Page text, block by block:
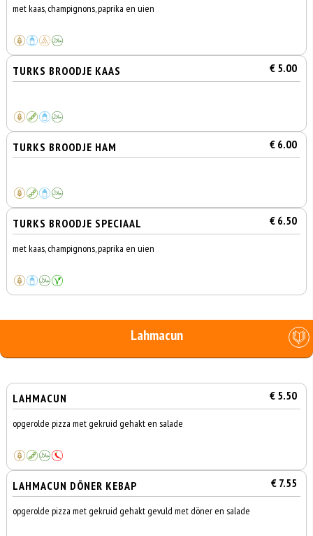
met kaas, champignons, paprika en uien
TURKS BROODJE KAAS € 5.00
TURKS BROODJE HAM € 6.00
TURKS BROODJE SPECIAAL € 6.50
met kaas, champignons, paprika en uien
Lahmacun
LAHMACUN € 5.50
opgerolde pizza met gekruid gehakt en salade
LAHMACUN DÖNER KEBAP € 7.55
opgerolde pizza met gekruid gehakt gevuld met döner en salade